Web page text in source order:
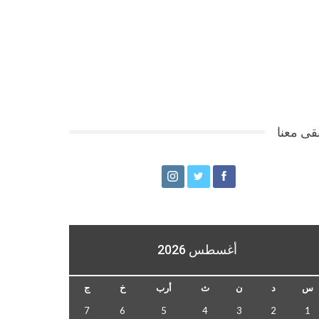
معنا
أغسطس 2026
س د ن ث أرب خ
ج
1
2
3
4
5
6
7